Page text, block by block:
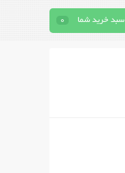
سبد خرید شما 0